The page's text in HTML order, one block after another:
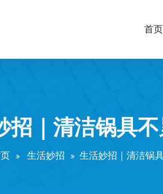
首页
招｜清洁锅具
生活妙招 生活妙招｜清洁锅